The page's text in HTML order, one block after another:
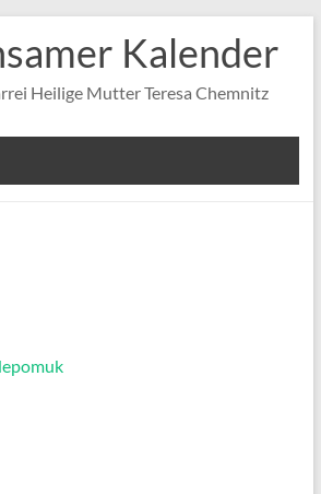
Kalender
Heilige Mutter Teresa Chemnitz